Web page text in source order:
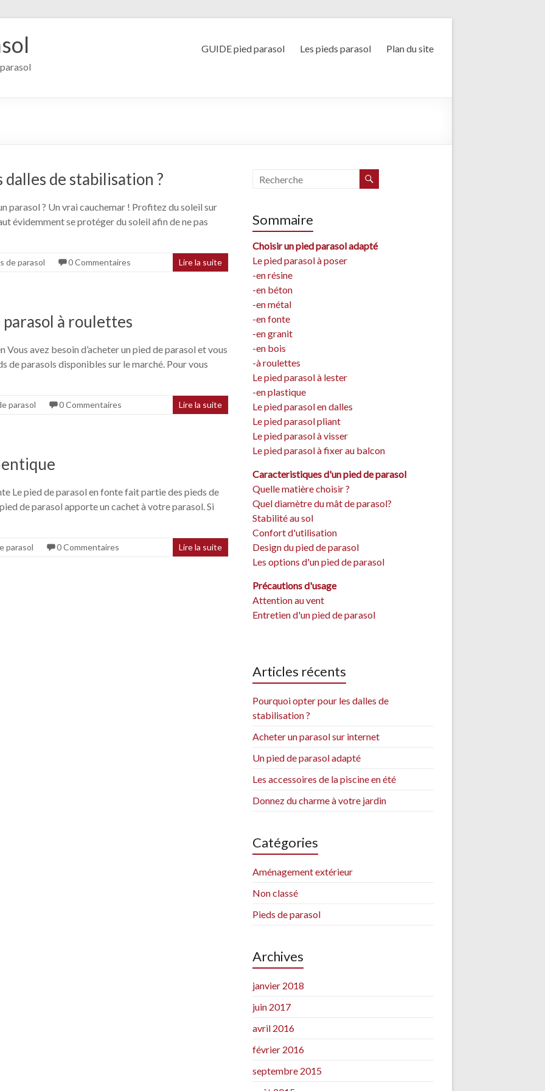
GUIDE pied parasol Les pieds parasol Plan du site
de stabilisation ?
parasol ? Un vrai cauchemar ! Profitez du soleil sur
évidemment se protéger du soleil afin de ne pas
de parasol 0 Commentaires Lire la suite
parasol à roulettes
avez besoin d’acheter un pied de parasol et vous
de parasols disponibles sur le marché. Pour vous
parasol 0 Commentaires Lire la suite
Le pied de parasol en fonte fait partie des pieds de
de parasol apporte un cachet à votre parasol. Si
parasol 0 Commentaires Lire la suite
Sommaire
Choisir un pied parasol adapté
Le pied parasol à poser
-en résine
-en béton
-en métal
-en fonte
-en granit
-en bois
-à roulettes
Le pied parasol à lester
-en plastique
Le pied parasol en dalles
Le pied parasol pliant
Le pied parasol à visser
Le pied parasol à fixer au balcon
Caracteristiques d'un pied de parasol
Quelle matière choisir ?
Quel diamètre du mât de parasol?
Stabilité au sol
Confort d'utilisation
Design du pied de parasol
Les options d'un pied de parasol
Précautions d'usage
Attention au vent
Entretien d'un pied de parasol
Articles récents
Pourquoi opter pour les dalles de
stabilisation ?
Acheter un parasol sur internet
Un pied de parasol adapté
Les accessoires de la piscine en été
Donnez du charme à votre jardin
Catégories
Aménagement extérieur
Non classé
Pieds de parasol
Archives
janvier 2018
juin 2017
avril 2016
février 2016
septembre 2015